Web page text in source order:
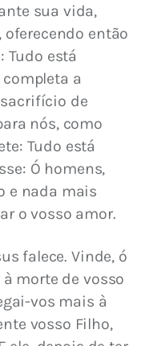
sua vida,
oferecendo então
Tudo está
a
de
nós, como
Tudo está
Ó homens,
e nada mais
o vosso amor.
falece. Vinde, ó
morte de vosso
vos mais à
vosso Filho,